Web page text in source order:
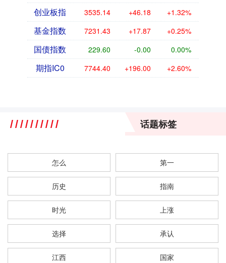
创业板指 3535.14 +46.18 +1.32%
基金指数 7231.43 +17.87 +0.25%
国债指数 229.60 -0.00 0.00%
期指IC0 7744.40 +196.00 +2.60%
话题标签
怎么 第一
历史 指南
时光 上涨
选择 承认
江西 国家